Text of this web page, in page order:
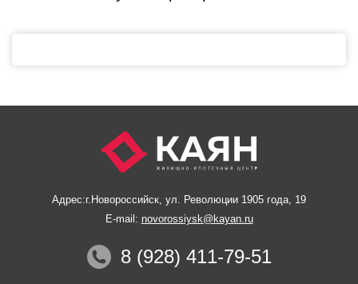
Адрес:г.Новороссийск, ул. Революции 1905 года, 19
E-mail: novorossiysk@kayan.ru
8 (928) 411-79-51